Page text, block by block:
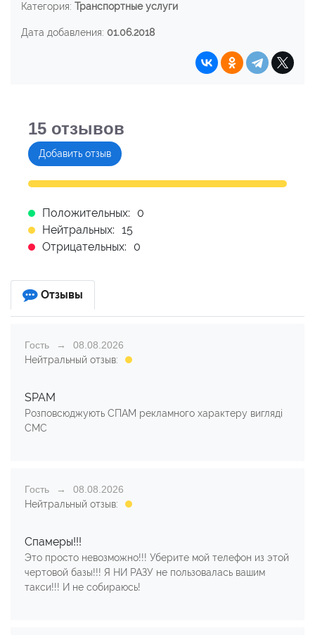
Категория: Транспортные услуги
Дата добавления: 01.06.2018
15 отзывов
Добавить отзыв
Положительных:
0
Нейтральных: 15
Отрицательных:
0
Отзывы
Гость
08.08.2026
Нейтральный отзыв:
SPAM
Розповсюджують СПАМ рекламного характеру вигляді
СМС
Гость
08.08.2026
Нейтральный отзыв:
Спамеры!!!
Это просто невозможно!!! Уберите мой телефон из этой
чертовой базы!!! Я НИ РАЗУ не пользовалась вашим
такси!!! И не собираюсь!